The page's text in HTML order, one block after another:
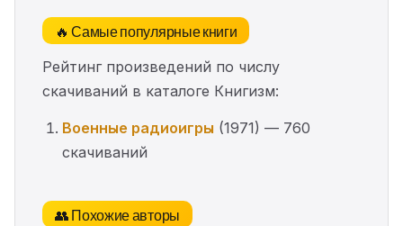
🔥 Самые популярные книги
Рейтинг произведений по числу
скачиваний в каталоге Книгизм:
Военные радиоигры (1971) — 760
скачиваний
👥 Похожие авторы